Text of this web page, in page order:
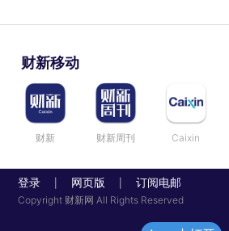
财新移动
财新 财新周刊 Caixin
登录 网页版 订阅电邮
Copyright 财新网 All Rights Reserved